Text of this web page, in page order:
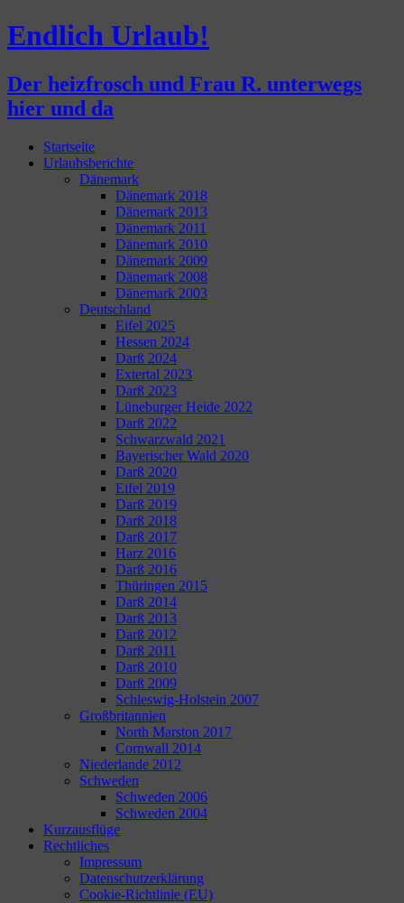
Endlich Urlaub!
Der heizfrosch und Frau R. unterwegs
hier und da
Zum
Inhalt
Startseite
Urlaubsberichte
Dänemark
Dänemark 2018
Dänemark 2013
Dänemark 2011
Dänemark 2010
Dänemark 2009
Dänemark 2008
Dänemark 2003
Deutschland
Eifel 2025
Hessen 2024
Darß 2024
Extertal 2023
Darß 2023
Lüneburger Heide 2022
Darß 2022
Schwarzwald 2021
Bayerischer Wald 2020
Darß 2020
Eifel 2019
Darß 2019
Darß 2018
Darß 2017
Harz 2016
Darß 2016
Thüringen 2015
Darß 2014
Darß 2013
Darß 2012
Darß 2011
Darß 2010
Darß 2009
Schleswig-Holstein 2007
Großbritannien
North Marston 2017
Cornwall 2014
Niederlande 2012
Schweden
Schweden 2006
Schweden 2004
Kurzausflüge
Rechtliches
Impressum
Datenschutzerklärung
Cookie-Richtlinie (EU)